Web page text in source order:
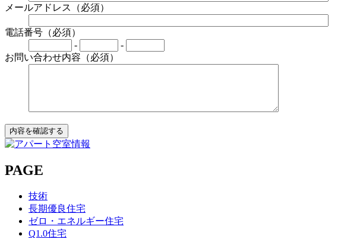
メールアドレス（必須）
電話番号（必須）
-
-
お問い合わせ内容（必須）
PAGE
技術
長期優良住宅
ゼロ・エネルギー住宅
Q1.0住宅